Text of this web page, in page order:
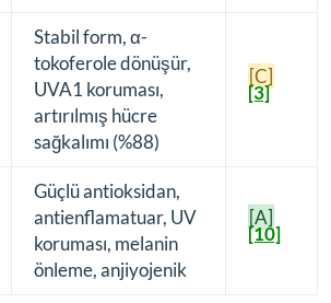
Stabil form, α-
tokoferole dönüşür,
UVA1 koruması,
artırılmış hücre
sağkalımı (%88)
[C]
[3]
Güçlü antioksidan,
antienflamatuar, UV
koruması, melanin
önleme, anjiyojenik
[A]
[10]